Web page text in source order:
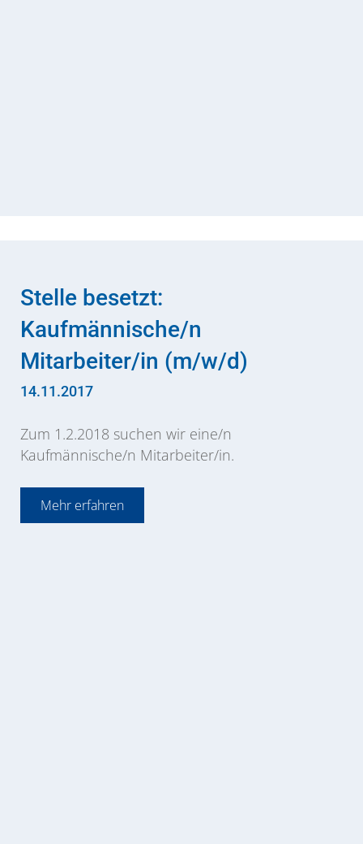
Stelle besetzt:
Kaufmännische/n
Mitarbeiter/in (m/w/d)
14.11.2017
Zum 1.2.2018 suchen wir eine/n
Kaufmännische/n Mitarbeiter/in.
Mehr erfahren